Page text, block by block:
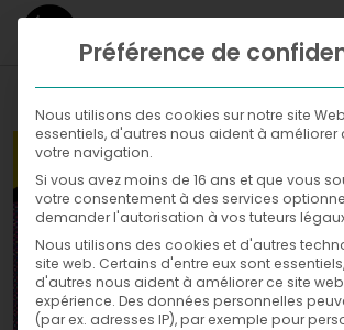
WHAT
WHERE
Galleries
Exhibitions
NOW
News
Press
WITH
WHO
Préférence de
Nous utilisons des cookies sur notre site
essentiels, d'autres nous aident à améliorer
votre navigation.
Si vous avez moins de 16 ans et que vous
votre consentement à des services
demander l'autorisation à vos tuteurs
Nous utilisons des cookies et d'autres
site web. Certains d'entre eux sont
d'autres nous aident à améliorer ce site
expérience. Des données personnelles
(par ex. adresses IP), par exemple pour